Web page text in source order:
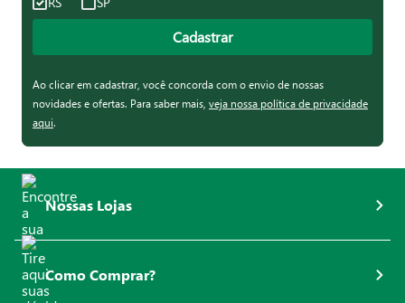
Cadastrar
Ao clicar em cadastrar, você concorda com o envio de nossas
novidades e ofertas. Para saber mais, veja nossa política de privacidade
aqui.
Nossas Lojas
Como Comprar?